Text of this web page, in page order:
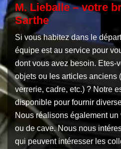
M. Lieballe – votre
Sarthe
Si vous habitez dans le
équipe est au service pour
dont vous avez besoin. Etes-
objets ou les articles anciens
verrerie, cadre, etc.) ? Notre
disponible pour fournir
Nous réalisons également
ou de cave. Nous nous
qui peuvent intéresser les